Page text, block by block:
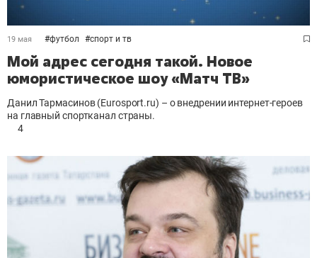
19 мая #футбол #спорт и тв
Мой адрес сегодня такой. Новое
юмористическое шоу «Матч ТВ»
Данил Тармасинов (Eurosport.ru) – о внедрении интернет-героев
на главный спортканал страны.
4